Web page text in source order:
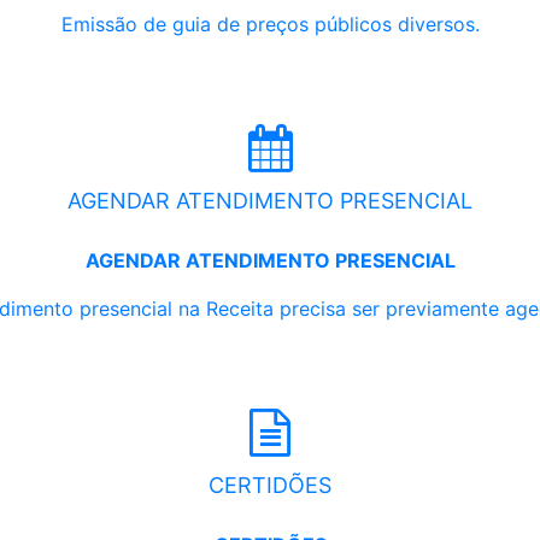
Emissão de guia de preços públicos diversos.
AGENDAR ATENDIMENTO PRESENCIAL
AGENDAR ATENDIMENTO PRESENCIAL
presencial na Receita precisa ser previamente
CERTIDÕES